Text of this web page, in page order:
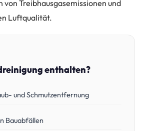
von Treibhausgasemissionen und
Luftqualität.
enthalten?
und Schmutzentfernung
Bauabfällen